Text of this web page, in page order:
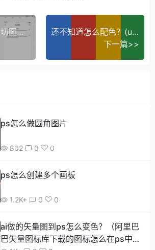
sketch怎么快速切图标注+上传到蓝湖
还不知道怎么配色？(ui配色教程)
下一篇>>
ps怎么做圆角图片
802 0 0
ps怎么创建多个画板
1.2K+ 0 0
ai做的矢量图到ps怎么变色？（阿里巴
巴矢量图标库下载的图标怎么在ps中更